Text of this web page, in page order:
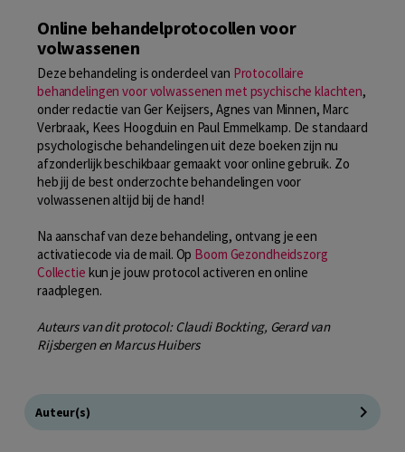
Online behandelprotocollen voor
volwassenen
Deze behandeling is onderdeel van Protocollaire
behandelingen voor volwassenen met psychische klachten,
onder redactie van Ger Keijsers, Agnes van Minnen, Marc
Verbraak, Kees Hoogduin en Paul Emmelkamp. De standaard
psychologische behandelingen uit deze boeken zijn nu
afzonderlijk beschikbaar gemaakt voor online gebruik. Zo
heb jij de best onderzochte behandelingen voor
volwassenen altijd bij de hand!
Na aanschaf van deze behandeling, ontvang je een
activatiecode via de mail. Op Boom Gezondheidszorg
Collectie kun je jouw protocol activeren en online
raadplegen.
Auteurs van dit protocol: Claudi Bockting, Gerard van
Rijsbergen en Marcus Huibers
Auteur(s)